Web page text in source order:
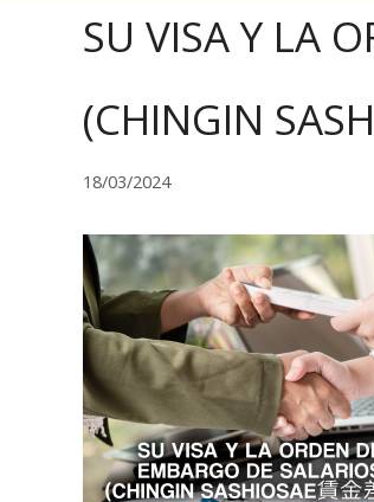
SU VISA Y LA
(CHINGIN
18/03/2024